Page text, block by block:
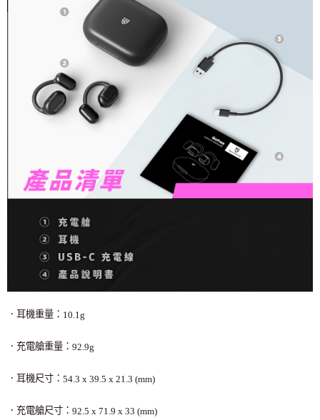
．耳機重量： 10.1g
．充電艙重量： 92.9g
．耳機尺寸： 54.3 x 39.5 x 21.3 (mm)
．充電艙尺寸： 92.5 x 71.9 x 33 (mm)